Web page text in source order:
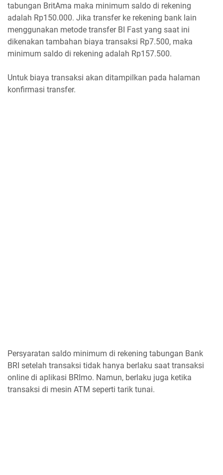
tabungan BritAma maka minimum saldo di rekening
adalah Rp150.000. Jika transfer ke rekening bank lain
menggunakan metode transfer BI Fast yang saat ini
dikenakan tambahan biaya transaksi Rp7.500, maka
minimum saldo di rekening adalah Rp157.500.
Untuk biaya transaksi akan ditampilkan pada halaman
konfirmasi transfer.
Persyaratan saldo minimum di rekening tabungan Bank
BRI setelah transaksi tidak hanya berlaku saat transaksi
online di aplikasi BRImo. Namun, berlaku juga ketika
transaksi di mesin ATM seperti tarik tunai.